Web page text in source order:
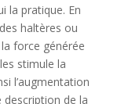
la pratique. En
haltères ou
force générée
stimule la
l’augmentation
description de la